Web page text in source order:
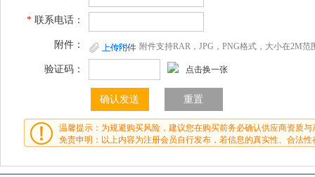
* 联系电话：
附件： 附件支持RAR，JPG，PNG格式，大小在2M范
验证码： 点击换一张
温馨提示：为规避购买风险，建议您在购买前务必确认供应商资质与
免责申明：以上内容为注册会员自行发布，若信息的真实性、合法性